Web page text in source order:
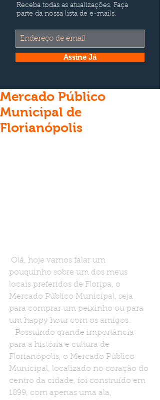
Receba todas as atualizações. Faça
parte da nossa lista de e-mails.
Assine Já
Mercado Público
Municipal de
Florianópolis
Olá, hoje vamos falar um
pouquinho sobre um dos meus
locais preferidos de Floripa, o
Mercado Público Municipal, seja
para comprar um peixinho ou para
um happy hour com os amigos.
para a história e cultura de
Florianópolis, o Mercado Público
Municipal, localizado no coração do
centro da cidade, foi construído em
1899, com apenas uma ala,